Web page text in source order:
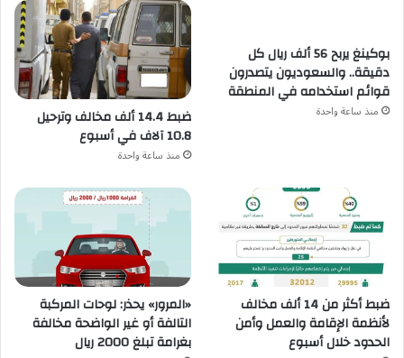
بوكينغ يربح 56 ألف ريال كل
دقيقة.. والسعوديون يتصدرون
قوائم استخدامه في المنطقة
منذ ساعة واحدة
ضبط 14.4 ألف مخالف وترحيل
10.8 آلاف في أسبوع
منذ ساعة واحدة
ضبط أكثر من 14 ألف مخالف
لأنظمة الإقامة والعمل وأمن
الحدود خلال أسبوع
«المرور» يحذر: لوحات المركبة
التالفة أو غير الواضحة مخالفة
بغرامة تبلغ 2000 ريال